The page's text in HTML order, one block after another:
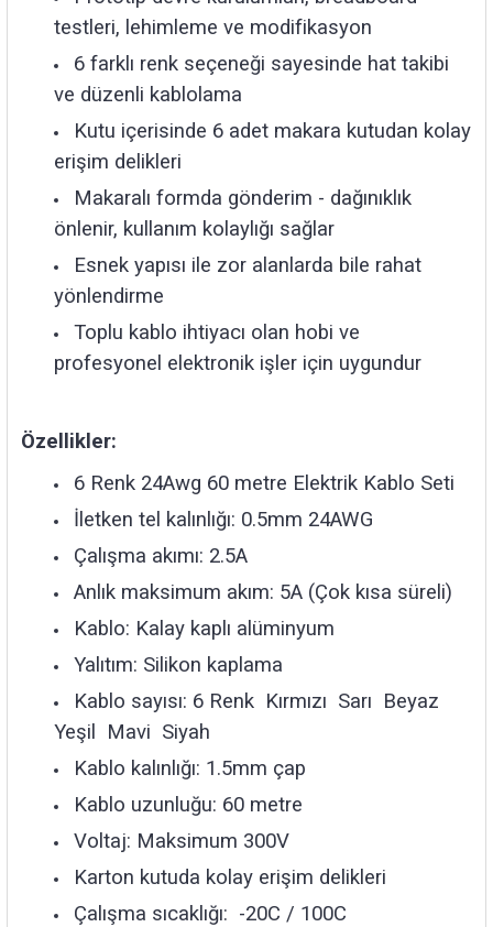
testleri, lehimleme ve modifikasyon
6 farklı renk seçeneği sayesinde hat takibi
ve düzenli kablolama
Kutu içerisinde 6 adet makara kutudan kolay
erişim delikleri
Makaralı formda gönderim - dağınıklık
önlenir, kullanım kolaylığı sağlar
Esnek yapısı ile zor alanlarda bile rahat
yönlendirme
Toplu kablo ihtiyacı olan hobi ve
profesyonel elektronik işler için uygundur
Özellikler:
6 Renk 24Awg 60 metre Elektrik Kablo Seti
İletken tel kalınlığı: 0.5mm 24AWG
Çalışma akımı: 2.5A
Anlık maksimum akım: 5A (Çok kısa süreli)
Kablo: Kalay kaplı alüminyum
Yalıtım: Silikon kaplama
Kablo sayısı: 6 Renk Kırmızı Sarı Beyaz
Yeşil Mavi Siyah
Kablo kalınlığı: 1.5mm çap
Kablo uzunluğu: 60 metre
Voltaj: Maksimum 300V
Karton kutuda kolay erişim delikleri
Çalışma sıcaklığı: -20C / 100C